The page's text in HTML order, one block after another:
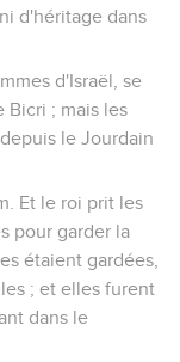
d'héritage dans
d'Israël, se
Bicri ; mais les
le Jourdain
Et le roi prit les
pour garder la
étaient gardées,
; et elles furent
dans le